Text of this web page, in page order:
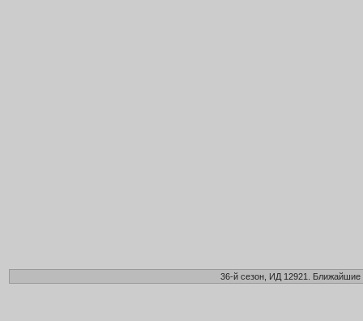
36-й сезон, ИД 12921.